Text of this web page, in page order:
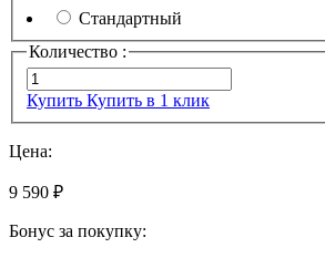
Стандартный
Количество :
Купить Купить в 1 клик
Цена:
9 590 ₽
Бонус за покупку: